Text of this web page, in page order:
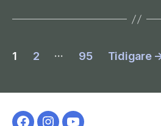
Sidnumrering
inlägg
1 2 … 95 Tidigare